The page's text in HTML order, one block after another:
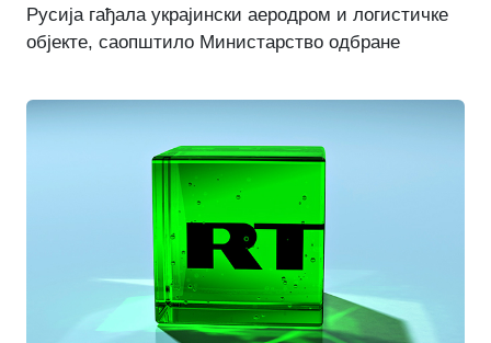
Русија гађала украјински аеродром и логистичке
објекте, саопштило Министарство одбране